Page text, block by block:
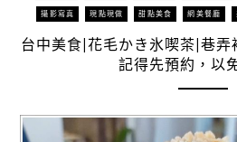
攝影寫真 現點現做 甜點美食 網美餐廳
台中美食|花毛かき氷喫茶|巷弄
記得先預約，以